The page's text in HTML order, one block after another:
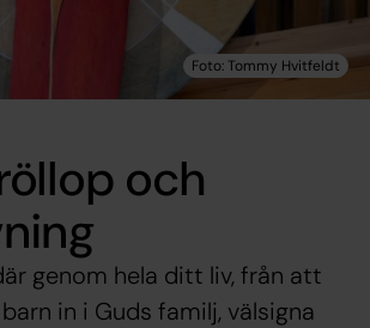
och
genom hela ditt liv, från att
in i Guds familj, välsigna